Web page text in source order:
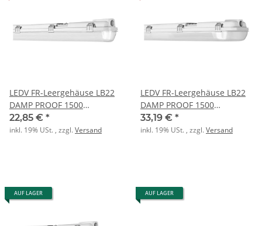
LEDV FR-Leergehäuse LB22
DAMP PROOF 1500
1xLeuchte grau
22,85 € *
inkl. 19% USt. , zzgl.Versand
LEDV FR-Leergehäuse LB22
DAMP PROOF 1500
2xLeuchte grau
33,19 € *
inkl. 19% USt. , zzgl.Versand
AUF LAGER AUF LAGER